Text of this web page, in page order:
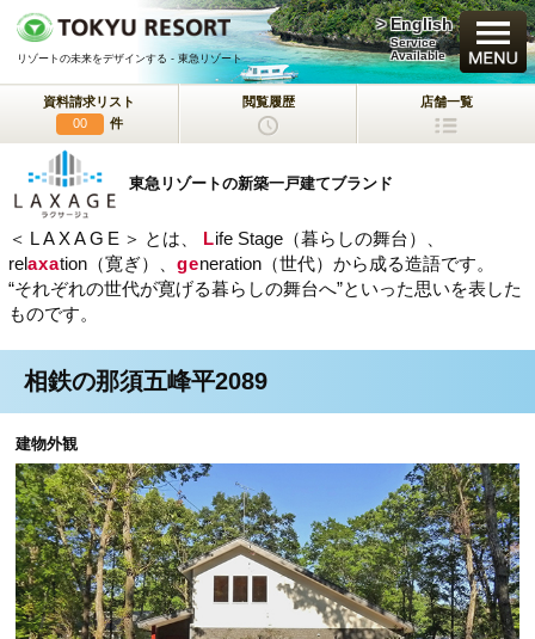
リゾートの未来をデザインする - 東急リゾート
> English
Service
Available
資料請求リスト
00
件
閲覧履歴 店舗一覧
東急リゾートの新築一戸建てブランド
＜LAXAGE＞ とは、 Life Stage（暮らしの舞台）、
relaxation（寛ぎ）、 generation（世代）から成る造語です。
“それぞれの世代が寛げる暮らしの舞台へ”といった思いを表した
ものです。
相鉄の那須五峰平2089
建物外観
買いたい
新規・新築マンション
中古物件
一戸建て/マンション/土地
ラクサージュ
東急リゾートの新築一戸建てブランド
会員制リゾートホテル
ホテルコンドミニアム
事業用不動産サービス
（ホテル・旅館／保養所等）
海外事業（ハワイ）